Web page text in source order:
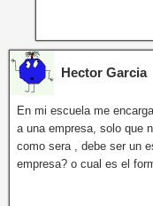
Hector Garcia
En mi escuela me
a una empresa, solo que
como sera , debe ser un
empresa? o cual es el